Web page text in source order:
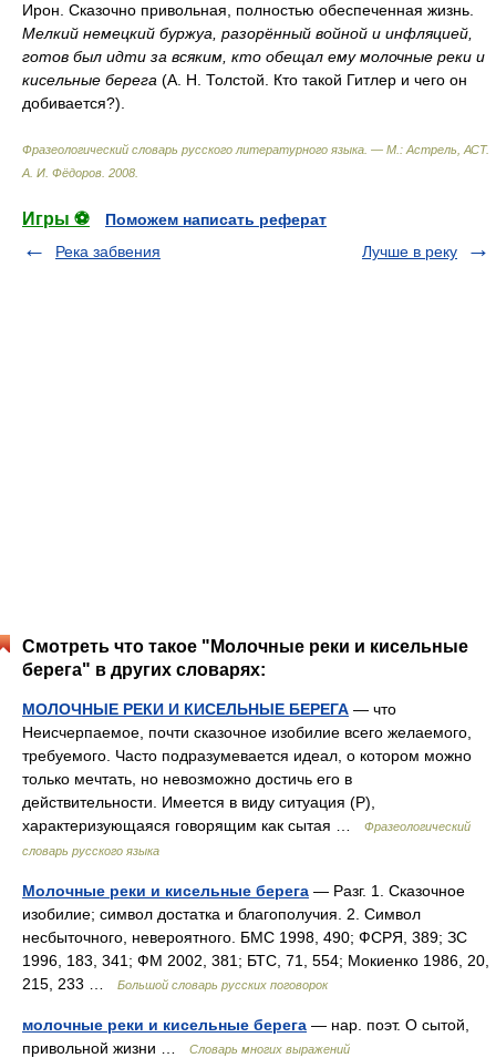
Ирон. Сказочно привольная, полностью обеспеченная жизнь.
Мелкий немецкий буржуа, разорённый войной и инфляцией,
готов был идти за всяким, кто обещал ему молочные реки и
кисельные берега (А. Н. Толстой. Кто такой Гитлер и чего он
добивается?).
Фразеологический словарь русского литературного языка. — М.: Астрель, АСТ.
А. И. Фёдоров 2008
Игры ⚽
Поможем написать реферат
Река забвения
Лучше в реку
Смотреть что такое "Молочные реки и кисельные
берега" в других словарях:
МОЛОЧНЫЕ РЕКИ И КИСЕЛЬНЫЕ БЕРЕГА — что
Неисчерпаемое, почти сказочное изобилие всего желаемого,
требуемого. Часто подразумевается идеал, о котором можно
только мечтать, но невозможно достичь его в
действительности. Имеется в виду ситуация (Р),
характеризующаяся говорящим как сытая …
Фразеологический
словарь русского языка
Молочные реки и кисельные берега — Разг. 1. Сказочное
изобилие; символ достатка и благополучия. 2. Символ
несбыточного, невероятного. БМС 1998, 490; ФСРЯ, 389; ЗС
1996, 183, 341; ФМ 2002, 381; БТС, 71, 554; Мокиенко 1986, 20,
215, 233 …
Большой словарь русских поговорок
молочные реки и кисельные берега — нар. поэт. О сытой,
привольной жизни …
Словарь многих выражений